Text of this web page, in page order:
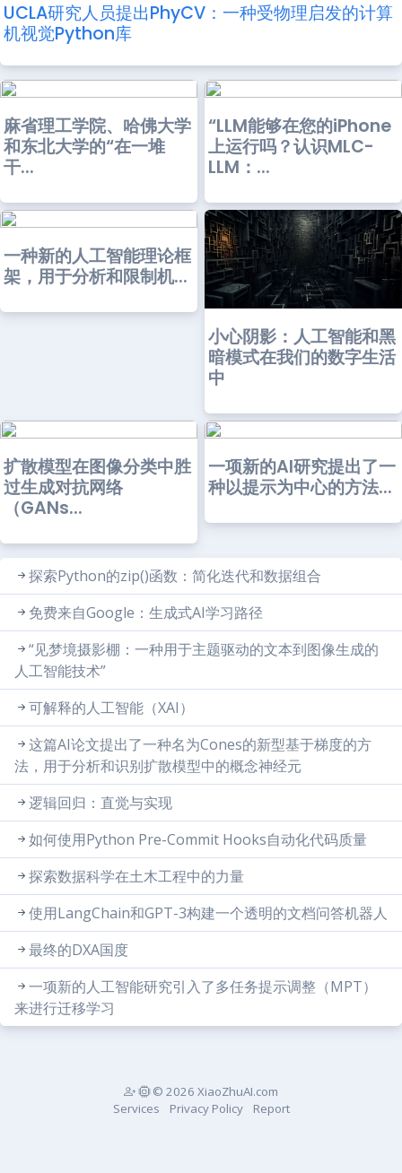
UCLA研究人员提出PhyCV：一种受物理启发的计算
机视觉Python库
麻省理工学院、哈佛大学
和东北大学的“在一堆
干...
“LLM能够在您的iPhone
上运行吗？认识MLC-
LLM：...
一种新的人工智能理论框
架，用于分析和限制机...
小心阴影：人工智能和黑
暗模式在我们的数字生活
中
扩散模型在图像分类中胜
过生成对抗网络
（GANs...
一项新的AI研究提出了一
种以提示为中心的方法...
探索Python的zip()函数：简化迭代和数据组合
免费来自Google：生成式AI学习路径
“见梦境摄影棚：一种用于主题驱动的文本到图像生成的
人工智能技术”
可解释的人工智能（XAI）
这篇AI论文提出了一种名为Cones的新型基于梯度的方
法，用于分析和识别扩散模型中的概念神经元
逻辑回归：直觉与实现
如何使用Python Pre-Commit Hooks自动化代码质量
探索数据科学在土木工程中的力量
使用LangChain和GPT-3构建一个透明的文档问答机器人
最终的DXA国度
一项新的人工智能研究引入了多任务提示调整（MPT）
来进行迁移学习
© 2026 XiaoZhuAI.com
Services
Privacy Policy Report